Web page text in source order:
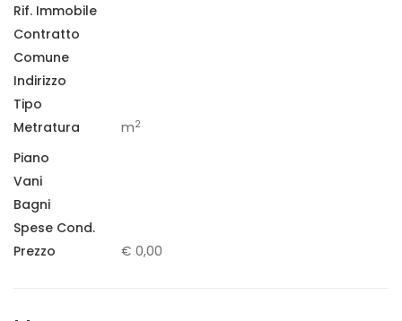
Rif. Immobile
Contratto
Comune
Indirizzo
Tipo
Metratura
m2
Piano
Vani
Bagni
Spese Cond.
Prezzo
€ 0,00